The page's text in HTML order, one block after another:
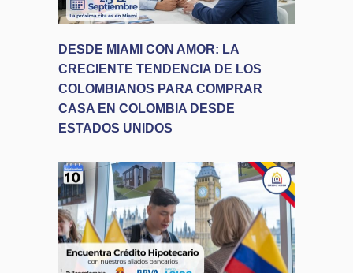
DESDE MIAMI CON AMOR: LA
CRECIENTE TENDENCIA DE LOS
COLOMBIANOS PARA COMPRAR
CASA EN COLOMBIA DESDE
ESTADOS UNIDOS